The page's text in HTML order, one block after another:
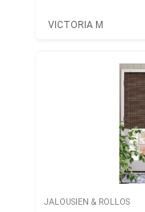
VICTORIA M
JALOUSIEN & ROLLOS